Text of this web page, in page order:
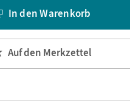
In den Warenkorb
Auf den Merkzettel